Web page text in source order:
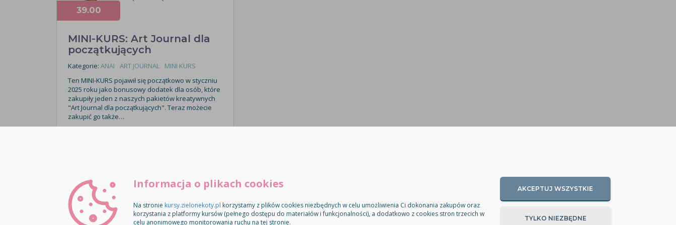
MINI-KURS: Art Journal dla
początkujących
Kategorie: ANAI ART JOURNAL
MINI KURS
Ten MINI-KURS pojawił się początkowo w styczniu
2025 roku jako bonusowy dodatek dla osób, które
zakupiły jeden z naszych pakietów kreatywnych
"Art Journal dla początkujących". Teraz możecie
zakupić go także…
39.00
Informacja o plikach cookies
Na stronie kursy.zielonekoty.pl korzystamy z plików cookies niezbędnych w celu umożliwienia Ci dokonania zakupów oraz
korzystania z platformy kursów (pełnego dostępu do materiałów i funkcjonalności), a dodatkowo z cookies stron trzecich w
celu anonimowego monitorowania ruchu na tej stronie.
AKCEPTUJ WSZYSTKIE
TYLKO NIEZBĘDNE